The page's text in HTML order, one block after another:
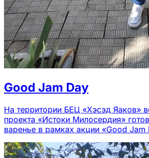
Good Jam Day
На территории БЕЦ «Хэсэд Яаков»
проекта «Истоки Милосердия»
варенье в рамках акции «Good Jam